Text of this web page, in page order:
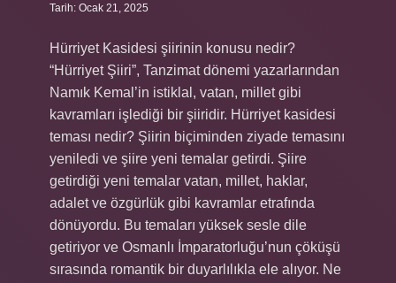
Tarih: Ocak 21, 2025
Hürriyet Kasidesi şiirinin konusu nedir?
“Hürriyet Şiiri”, Tanzimat dönemi yazarlarından
Namık Kemal’in istiklal, vatan, millet gibi
kavramları işlediği bir şiiridir. Hürriyet kasidesi
teması nedir? Şiirin biçiminden ziyade temasını
yeniledi ve şiire yeni temalar getirdi. Şiire
getirdiği yeni temalar vatan, millet, haklar,
adalet ve özgürlük gibi kavramlar etrafında
dönüyordu. Bu temaları yüksek sesle dile
getiriyor ve Osmanlı İmparatorluğu’nun çöküşü
sırasında romantik bir duyarlılıkla ele alıyor. Ne